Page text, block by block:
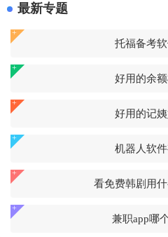
最新专题
托福备考
好用的余
好用的记
机器人软
看免费韩剧用
兼职app哪